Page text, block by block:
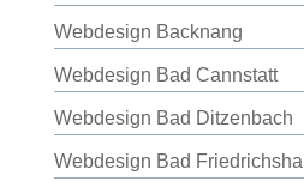
Webdesign Backnang
Webdesign Bad Cannstatt
Webdesign Bad Ditzenbach
Webdesign Bad Friedrichshall